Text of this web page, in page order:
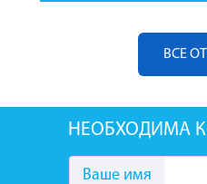
ВСЕ
НЕОБХОДИМА
Ваше имя